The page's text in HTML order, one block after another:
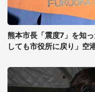
熊本市長「震度7」を知
しても市役所に戻り」空